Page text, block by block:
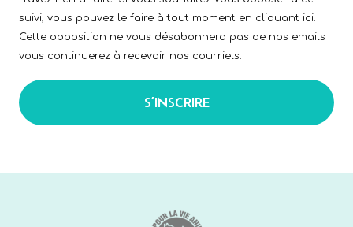
suivi, vous pouvez le faire à tout moment en cliquant ici.
Cette opposition ne vous désabonnera pas de nos emails :
vous continuerez à recevoir nos courriels.
S’INSCRIRE